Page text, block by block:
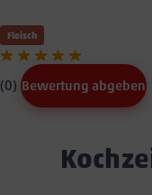
Fleisch
(0) Bewertung abgeben
Text